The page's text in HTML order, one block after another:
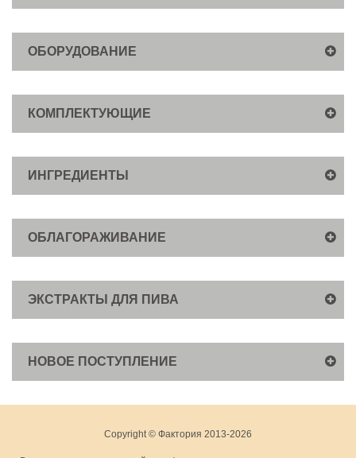
ОБОРУДОВАНИЕ
КОМПЛЕКТУЮЩИЕ
ИНГРЕДИЕНТЫ
ОБЛАГОРАЖИВАНИЕ
ЭКСТРАКТЫ ДЛЯ ПИВА
НОВОЕ ПОСТУПЛЕНИЕ
Copyright © Фактория 2013-2026